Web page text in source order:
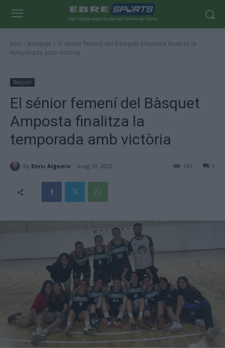
Inici Bàsquet
El sénior femení del Bàsquet Amposta finalitza la
temporada amb victòria
Bàsquet
El sénior femení del Bàsquet
Amposta finalitza la
temporada amb victòria
By Enric Alguero maig 20, 2023 0
145